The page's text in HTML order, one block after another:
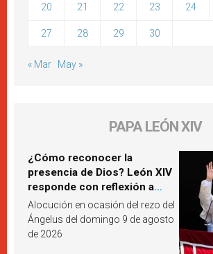
20 21 22 23 24
27 28 29 30
« Mar May »
PAPA LEÓN XIV
¿Cómo reconocer la
presencia de Dios? León XIV
responde con reflexión a
partir de un pasaje del
Evangelio
Alocución en ocasión del rezo del
Ángelus del domingo 9 de agosto
de 2026